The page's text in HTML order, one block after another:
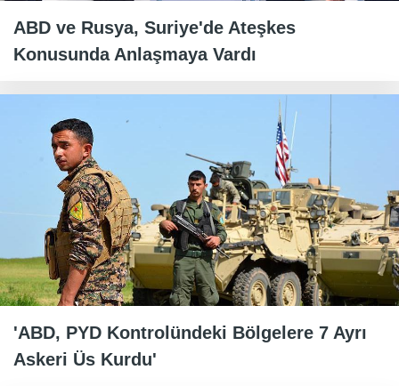
ABD ve Rusya, Suriye'de Ateşkes
Konusunda Anlaşmaya Vardı
'ABD, PYD Kontrolündeki Bölgelere 7 Ayrı
Askeri Üs Kurdu'